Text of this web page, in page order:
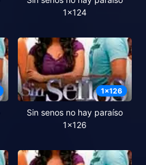
1x124
1x126
Sin senos no hay paraíso
1x126